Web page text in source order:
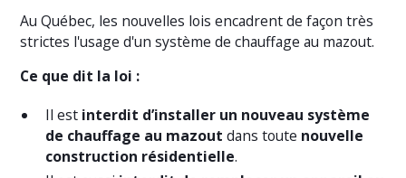
Au Québec, les nouvelles lois encadrent de façon très
strictes l'usage d'un système de chauffage au mazout.
Ce que dit la loi :
Il est interdit d’installer un nouveau système
de chauffage au mazout dans toute nouvelle
construction résidentielle.